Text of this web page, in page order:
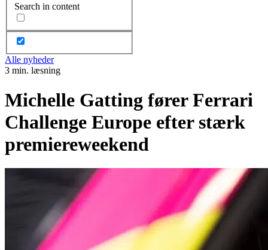
Search in content
Alle nyheder
3 min. læsning
Michelle Gatting fører Ferrari
Challenge Europe efter stærk
premiereweekend